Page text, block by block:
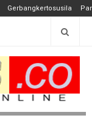
Gerbangkertosusila